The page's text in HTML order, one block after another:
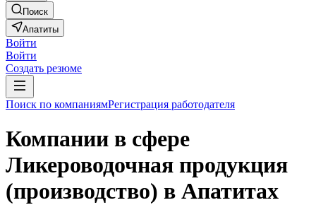
Поиск
Апатиты
Войти
Войти
Создать резюме
Поиск по компаниямРегистрация работодателя
Компании в сфере
Ликероводочная продукция
(производство) в Апатитах